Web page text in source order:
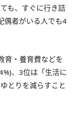
も、すぐに行き詰
偶者がいる人でも4
育・養育費などを
、3位は「生活に
とりを減らすこと